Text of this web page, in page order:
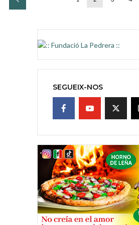
SEGUEIX-NOS